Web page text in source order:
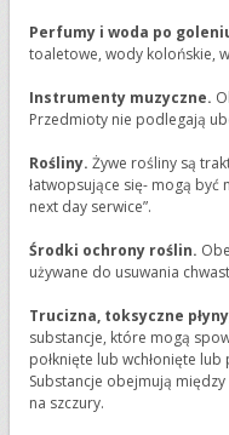
Perfumy i woda po
toaletowe, wody kolońskie,
Instrumenty muzyczne.
Przedmioty nie podlegają
Rośliny. Żywe rośliny są
łatwopsujące się- mogą być
next day serwice”.
Środki ochrony roślin.
używane do usuwania
Trucizna, toksyczne
substancje, które mogą
połknięte lub wchłonięte
Substancje obejmują
na szczury.